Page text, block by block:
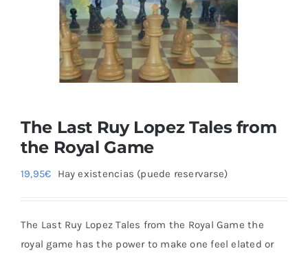
The Last Ruy Lopez Tales from
the Royal Game
19,95€ Hay existencias (puede reservarse)
The Last Ruy Lopez Tales from the Royal Game the
royal game has the power to make one feel elated or